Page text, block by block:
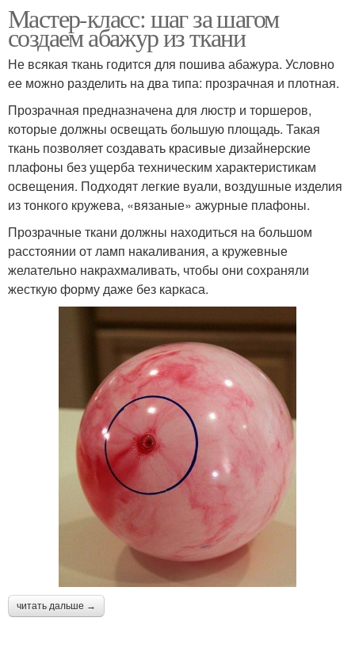
Мастер-класс: шаг за шагом
создаем абажур из ткани
Не всякая ткань годится для пошива абажура. Условно
ее можно разделить на два типа: прозрачная и плотная.
Прозрачная предназначена для люстр и торшеров,
которые должны освещать большую площадь. Такая
ткань позволяет создавать красивые дизайнерские
плафоны без ущерба техническим характеристикам
освещения. Подходят легкие вуали, воздушные изделия
из тонкого кружева, «вязаные» ажурные плафоны.
Прозрачные ткани должны находиться на большом
расстоянии от ламп накаливания, а кружевные
желательно накрахмаливать, чтобы они сохраняли
жесткую форму даже без каркаса.
читать дальше →